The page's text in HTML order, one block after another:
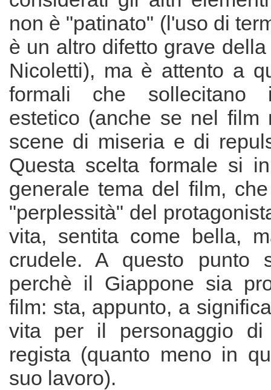
non è "patinato" (l'uso di
è un altro difetto grave
Nicoletti), ma è attento a
formali che sollecitano
estetico (anche se nel film
scene di miseria e di
Questa scelta formale si
generale tema del film,
"perplessità" del
vita, sentita come bella,
crudele. A questo punto
perchè il Giappone sia
film: sta, appunto, a
vita per il personaggio
regista (quanto meno in
suo lavoro).